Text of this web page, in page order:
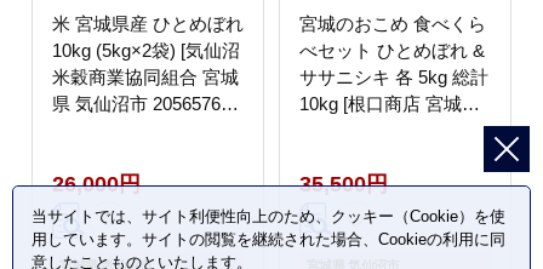
米 宮城県産 ひとめぼれ
10kg (5kg×2袋) [気仙沼
米穀商業協同組合 宮城
県 気仙沼市 20565763]
こめ お米 小分け 家庭
用
26,000円
宮城県 気仙沼市
宮城のおこめ 食べくら
べセット ひとめぼれ &
ササニシキ 各 5kg 総計
10kg [根口商店 宮城県
宮城県産 ブランド米 ご
飯 ごはん コメ こめ 小
分け
35,500円
当サイトでは、サイト利便性向上のため、クッキー（Cookie）を使
用しています。サイトの閲覧を継続された場合、Cookieの利用に同
意したことものといたします。